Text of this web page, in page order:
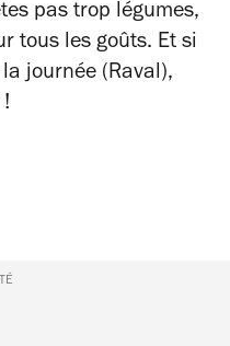
pas trop légumes,
tous les goûts. Et si
journée (Raval),